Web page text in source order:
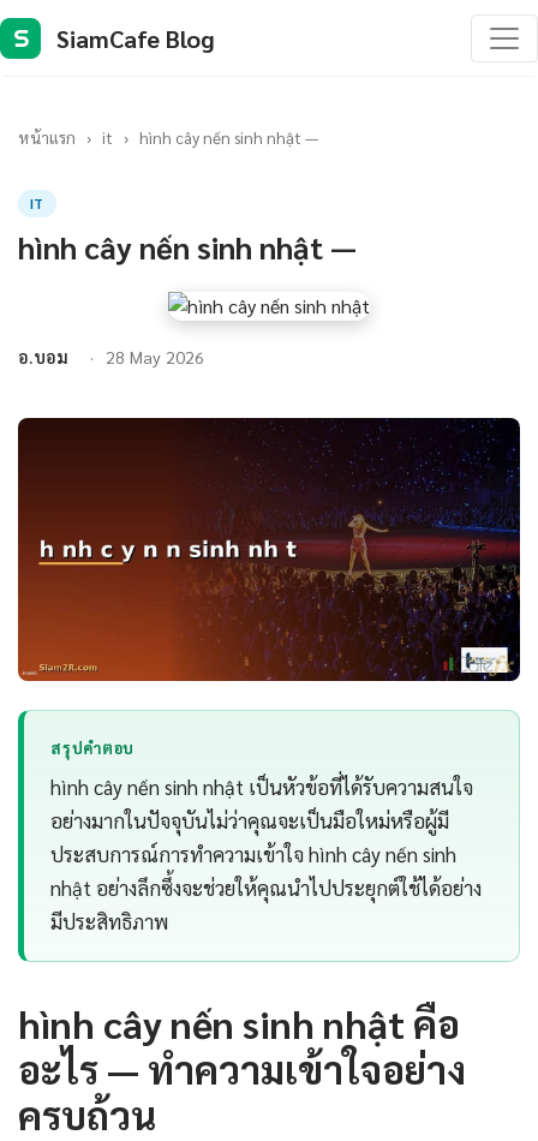
S SiamCafe Blog
หน้าแรก › it › hình cây nến sinh nhật —
IT
hình cây nến sinh nhật —
อ.บอม 28 May 2026
สรุปคำตอบ
hình cây nến sinh nhật เป็นหัวข้อที่ได้รับความสนใจ
อย่างมากในปัจจุบันไม่ว่าคุณจะเป็นมือใหม่หรือผู้มี
ประสบการณ์การทำความเข้าใจ hình cây nến sinh
nhật อย่างลึกซึ้งจะช่วยให้คุณนำไปประยุกต์ใช้ได้อย่าง
มีประสิทธิภาพ
hình cây nến sinh nhật คือ
อะไร — ทำความเข้าใจอย่าง
ครบถ้วน